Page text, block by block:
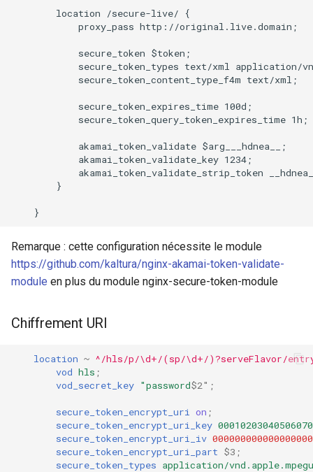
        location /secure-live/ {
            proxy_pass http://original.live.domain;
            secure_token $token;
secure_token_types text/xml
            secure_token_content_type_f4m text/xml;
            secure_token_expires_time 100d;
            secure_token_query_token_expires_time 1h;
            akamai_token_validate $arg___hdnea__;
            akamai_token_validate_key 1234;
akamai_token_validate_strip_token
        }
Remarque : cette configuration nécessite le module
https://github.com/kaltura/nginx-akamai-token-validate-
module en plus du module nginx-secure-token-module
Chiffrement URI
location ~ ^/hls/p/\d+/(sp/\d+/)?serveFlavor/
vod hls ;
vod_secret_key "password$2" ;
secure_token_encrypt_uri on ;
secure_token_encrypt_uri_key
secure_token_encrypt_uri_iv
secure_token_encrypt_uri_part $3 ;
secure_token_types application/